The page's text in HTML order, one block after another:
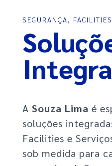
SEGURANÇA,
A Souza Lima é
soluções
Facilities e
sob medida para